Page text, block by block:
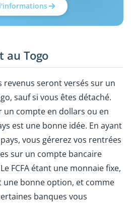
au Togo
revenus seront versés sur un
sauf si vous êtes détaché.
un compte en dollars ou en
est une bonne idée. En ayant
vous gérerez vos rentrées
sur un compte bancaire
FCFA étant une monnaie fixe,
une bonne option, et comme
banques vous